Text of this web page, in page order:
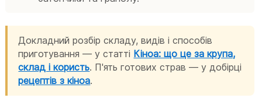
Докладний розбір складу, видів і способів
приготування — у статті Кіноа: що це за крупа,
склад і користь. П'ять готових страв — у добірці
рецептів з кіноа.